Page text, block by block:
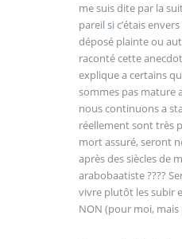
me suis dite par la
pareil si c’étais
déposé plainte ou
raconté cette
explique a certains
sommes pas mature
nous continuons a
réellement sont très
mort assuré, seront
après des siècles de
arabobaatiste ????
vivre plutôt les subir
NON (pour moi, mais